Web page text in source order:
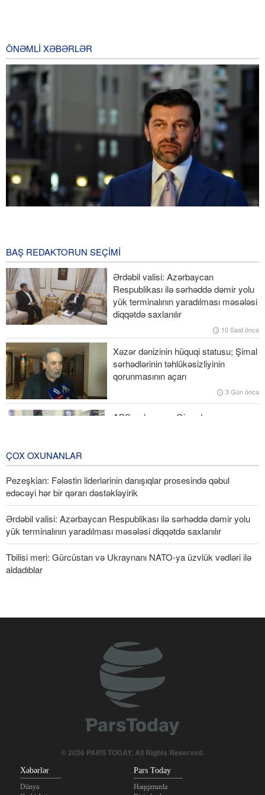
ÖNƏMLI XƏBƏRLƏR
Pezeşkian: Fələstin liderlərinin danışıqlar prosesində qəbul
edəcəyi hər bir qərarı dəstəkləyirik
Nazir Azərbaycan-Ermənistan normallaşma prosesində bir sıra
əlavə irəliləyişlər gözlənildiyini deyib
Ruben Rubinyan Ermənistan parlamentinin sədri seçilib
Ekspertlər Məclisi: Ali Liderin müdrik və şərəfli mövqeləri
sistemdəki bütün vəzifəli şəxslərin əsas prinsipi olmalıdır
BAŞ REDAKTORUN SEÇIMI
Ərdəbil valisi: Azərbaycan
Respublikası ilə sərhəddə dəmir yolu
yük terminalının yaradılması məsələsi
diqqətdə saxlanılır
10 Saat öncə
Xəzər dənizinin hüquqi statusu; Şimal
sərhədlərinin təhlükəsizliyinin
qorunmasının açarı
3 Gün öncə
ABŞ ordusunun Qişmdə yaşayış
ÇOX OXUNANLAR
Pezeşkian: Fələstin liderlərinin danışıqlar prosesində qəbul
edəcəyi hər bir qərarı dəstəkləyirik
Ərdəbil valisi: Azərbaycan Respublikası ilə sərhəddə dəmir yolu
yük terminalının yaradılması məsələsi diqqətdə saxlanılır
Tbilisi meri: Gürcüstan və Ukraynanı NATO-ya üzvlük vədləri ilə
aldadıblar
© 2026 PARS TODAY. All Rights Reserved.
Xəbərlər
Dünya
Pars Today
Haqqımızda